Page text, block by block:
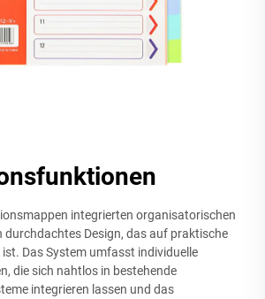
integrierten organisatorischen
durchdachtes Design, das auf praktische
Das System umfasst individuelle
die sich nahtlos in bestehende
integrieren lassen und das